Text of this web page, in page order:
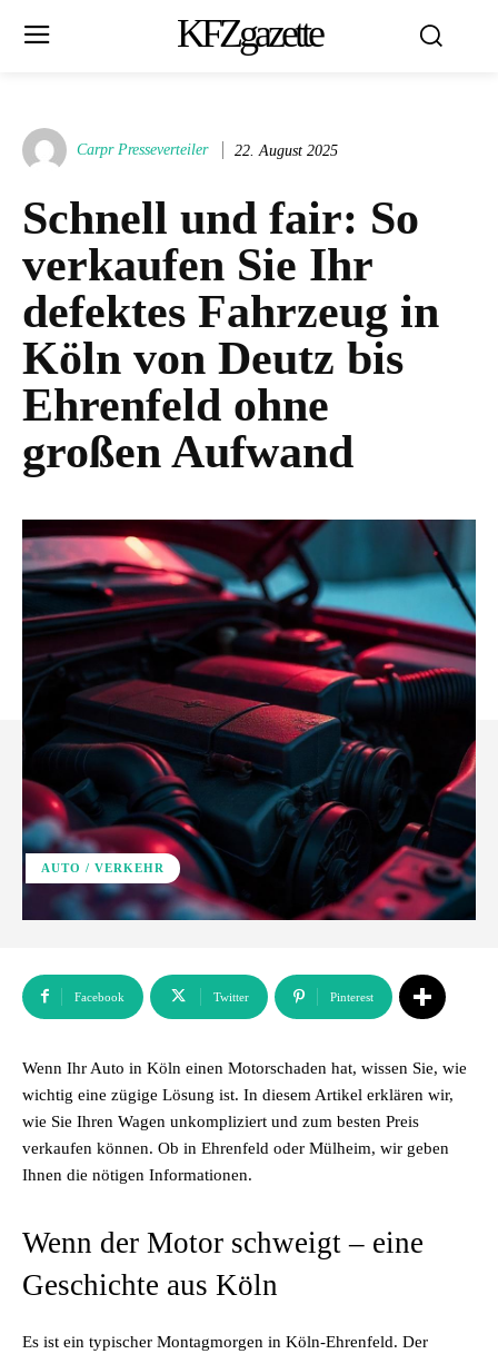
KFZgazette
Carpr Presseverteiler 22. August 2025
Schnell und fair: So
verkaufen Sie Ihr
defektes Fahrzeug in
Köln von Deutz bis
Ehrenfeld ohne
großen Aufwand
AUTO / VERKEHR
Facebook Twitter Pinterest
Wenn Ihr Auto in Köln einen Motorschaden hat, wissen Sie, wie
wichtig eine zügige Lösung ist. In diesem Artikel erklären wir,
wie Sie Ihren Wagen unkompliziert und zum besten Preis
verkaufen können. Ob in Ehrenfeld oder Mülheim, wir geben
Ihnen die nötigen Informationen.
Wenn der Motor schweigt – eine
Geschichte aus Köln
Es ist ein typischer Montagmorgen in Köln-Ehrenfeld. Der